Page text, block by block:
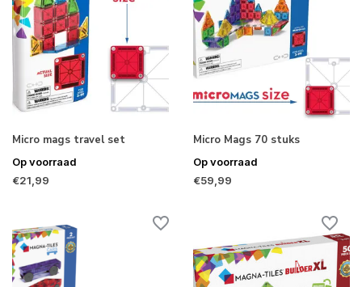
Micro mags travel set
Op voorraad
€21,99
Micro Mags 70 stuks
Op voorraad
€59,99